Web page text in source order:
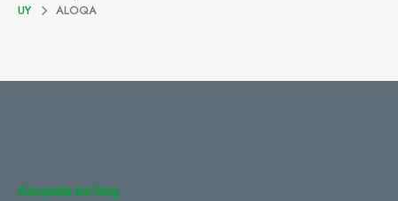
UY ALOQA
Aloqada bo'ling